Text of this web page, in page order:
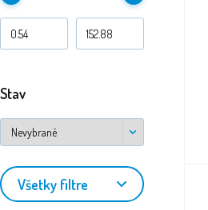
Stav
Všetky filtre